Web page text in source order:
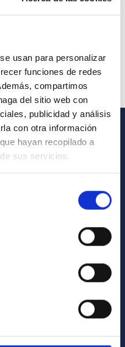
usan para personalizar
funciones de redes
compartimos
del sitio web con
publicidad y análisis
con otra información
hayan recopilado a
sus servicios.